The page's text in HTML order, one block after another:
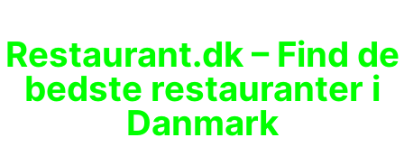
Restaurant.dk – Find de
bedste restauranter i
Danmark